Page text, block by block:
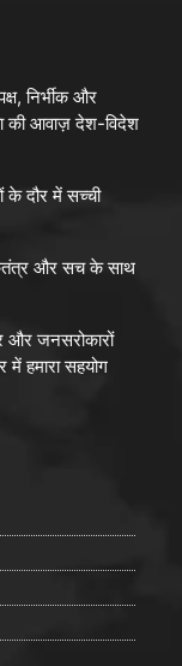
निर्भीक और
की आवाज़ देश-विदेश
के दौर में सच्ची
और सच के साथ
और जनसरोकारों
में हमारा सहयोग